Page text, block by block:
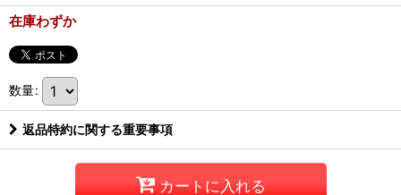
在庫わずか
数量:
返品特約に関する重要事項
カートに入れる